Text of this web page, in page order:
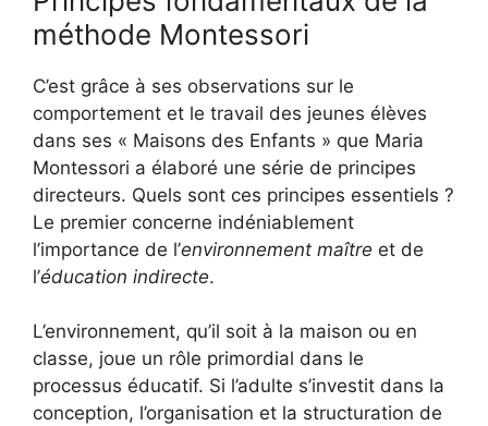
méthode Montessori
C’est grâce à ses observations sur le
comportement et le travail des jeunes élèves
dans ses « Maisons des Enfants » que Maria
Montessori a élaboré une série de principes
directeurs. Quels sont ces principes essentiels ?
Le premier concerne indéniablement
l’importance de l’environnement maître et de
l’éducation indirecte.
L’environnement, qu’il soit à la maison ou en
classe, joue un rôle primordial dans le
processus éducatif. Si l’adulte s’investit dans la
conception, l’organisation et la structuration de